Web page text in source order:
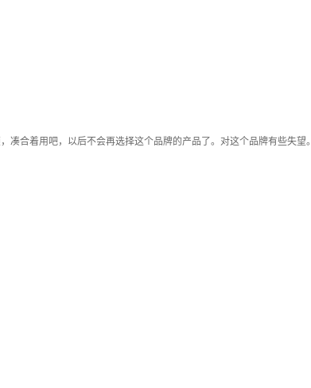
合着用吧，以后不会再选择这个品牌的产品了。对这个品牌有些失望。